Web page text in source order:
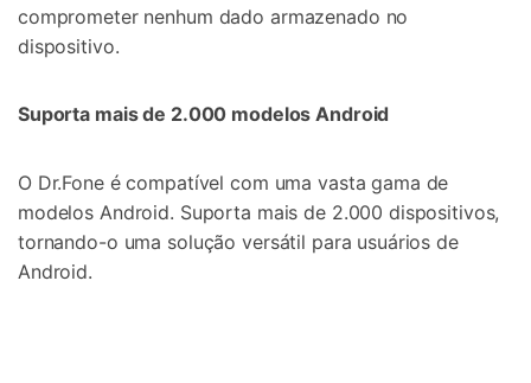
comprometer nenhum dado armazenado no
dispositivo.
Suporta mais de 2.000 modelos Android
O Dr.Fone é compatível com uma vasta gama de
modelos Android. Suporta mais de 2.000 dispositivos,
tornando-o uma solução versátil para usuários de
Android.